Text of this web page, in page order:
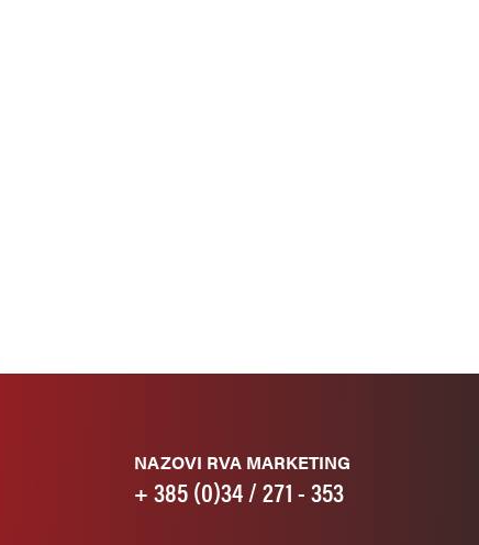
NAZOVI RVA MARKETING
+ 385 (0)34 / 271 - 353